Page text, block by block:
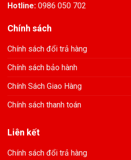
Hotline: 0986 050 702
Chính sách
Chính sách đổi trả hàng
Chính sách bảo hành
Chính Sách Giao Hàng
Chính sách thanh toán
Liên kết
Chính sách đổi trả hàng